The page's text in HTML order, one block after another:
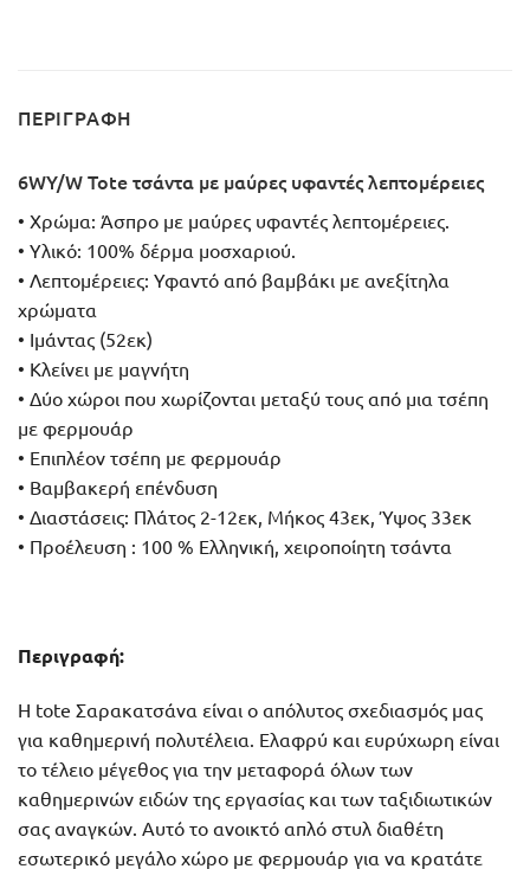
ΠΕΡΙΓΡΑΦΉ
6WY/W Tote τσάντα με μαύρες υφαντές λεπτομέρειες
• Χρώμα: Άσπρο με μαύρες υφαντές λεπτομέρειες.
• Υλικό: 100% δέρμα μοσχαριού.
• Λεπτομέρειες: Υφαντό από βαμβάκι με ανεξίτηλα
χρώματα
• Ιμάντας (52εκ)
• Κλείνει με μαγνήτη
• Δύο χώροι που χωρίζονται μεταξύ τους από μια τσέπη
με φερμουάρ
• Επιπλέον τσέπη με φερμουάρ
• Βαμβακερή επένδυση
• Διαστάσεις: Πλάτος 2-12εκ, Μήκος 43εκ, Ύψος 33εκ
• Προέλευση : 100 % Ελληνική, χειροποίητη τσάντα
Περιγραφή:
Η tote Σαρακατσάνα είναι ο απόλυτος σχεδιασμός μας
για καθημερινή πολυτέλεια. Ελαφρύ και ευρύχωρη είναι
το τέλειο μέγεθος για την μεταφορά όλων των
καθημερινών ειδών της εργασίας και των ταξιδιωτικών
σας αναγκών. Αυτό το ανοικτό απλό στυλ διαθέτη
εσωτερικό μεγάλο χώρο με φερμουάρ για να κρατάτε